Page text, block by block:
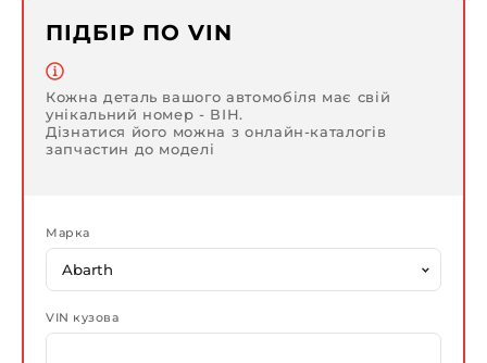
ПІДБІР ПО VIN
Кожна деталь вашого автомобіля має свій
унікальний номер - ВІН.
Дізнатися його можна з онлайн-каталогів
запчастин до моделі
Марка
VIN кузова